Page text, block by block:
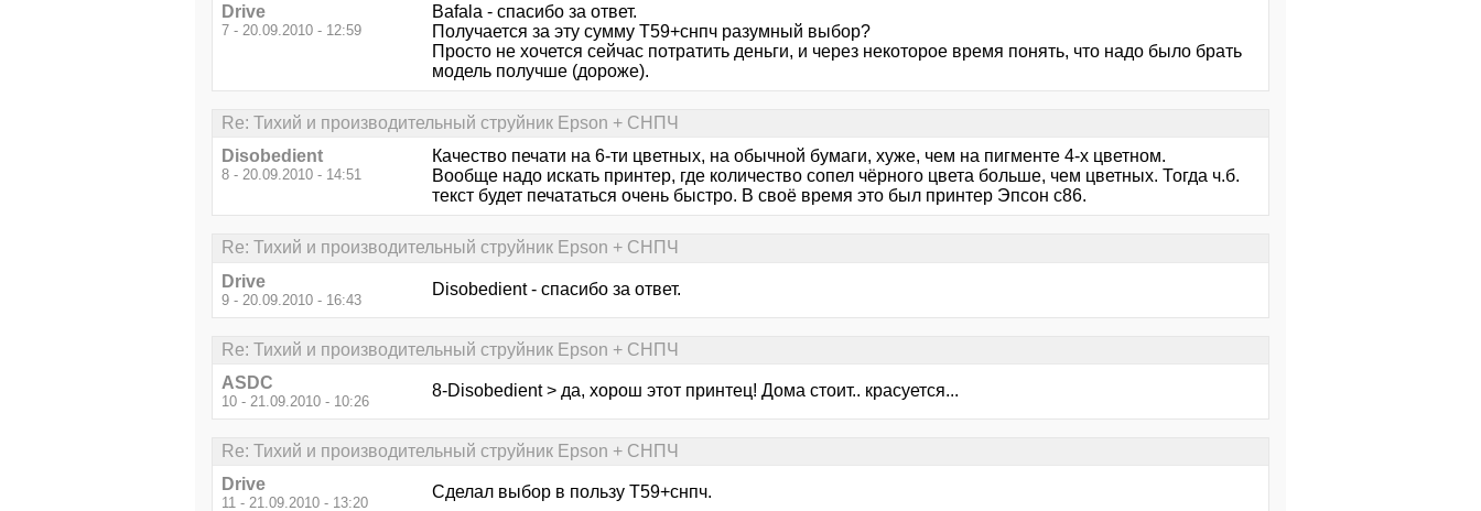
Drive
7 - 20.09.2010 - 12:59
Bafala - спасибо за ответ.
Получается за эту сумму Т59+снпч разумный выбор?
Просто не хочется сейчас потратить деньги, и через некоторое время понять, что надо было брать
модель получше (дороже).
Re: Тихий и производительный струйник Epson + CНПЧ
Disobedient
8 - 20.09.2010 - 14:51
Качество печати на 6-ти цветных, на обычной бумаги, хуже, чем на пигменте 4-х цветном.
Вообще надо искать принтер, где количество сопел чёрного цвета больше, чем цветных. Тогда ч.б.
текст будет печататься очень быстро. В своё время это был принтер Эпсон с86.
Re: Тихий и производительный струйник Epson + CНПЧ
Drive
9 - 20.09.2010 - 16:43
Disobedient - спасибо за ответ.
Re: Тихий и производительный струйник Epson + CНПЧ
ASDC
10 - 21.09.2010 - 10:26
8-Disobedient > да, хорош этот принтец! Дома стоит.. красуется...
Re: Тихий и производительный струйник Epson + CНПЧ
Drive
11 - 21.09.2010 - 13:20
Сделал выбор в пользу Т59+снпч.